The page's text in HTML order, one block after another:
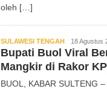
oleh […]
SULAWESI TENGAH Kabar
Sulteng
18 Agustus
Bupati Buol Viral
Mangkir di Rakor
BUOL, KABAR SULTENG